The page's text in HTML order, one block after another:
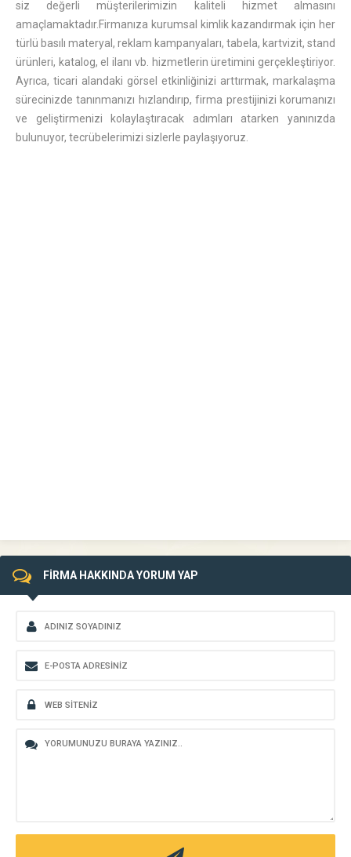
siz değerli müşterilerimizin kaliteli hizmet almasını
amaçlamaktadır.Firmanıza kurumsal kimlik kazandırmak için her
türlü basılı materyal, reklam kampanyaları, tabela, kartvizit, stand
ürünleri, katalog, el ilanı vb. hizmetlerin üretimini gerçekleştiriyor.
Ayrıca, ticari alandaki görsel etkinliğinizi arttırmak, markalaşma
sürecinizde tanınmanızı hızlandırıp, firma prestijinizi korumanızı
ve geliştirmenizi kolaylaştıracak adımları atarken yanınızda
bulunuyor, tecrübelerimizi sizlerle paylaşıyoruz.
FİRMA HAKKINDA YORUM YAP